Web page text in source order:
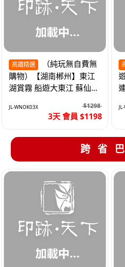
高鐵精選
購物）【湖南郴州】東江
湖賞霧 船遊大東江 蘇仙嶺
JL-WNOK03X $1298
3天 會員 $1198
跨省